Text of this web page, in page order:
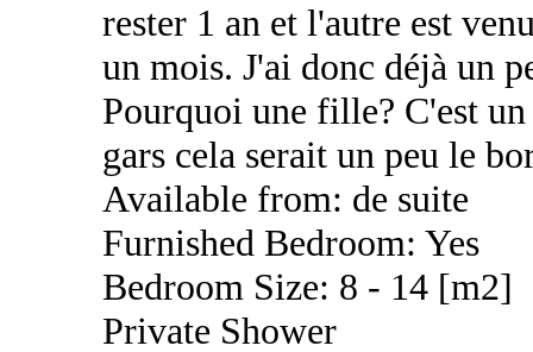
rester 1 an et l'autre est
un mois. J'ai donc déjà un
Pourquoi une fille? C'est
gars cela serait un peu le
Available from: de suite
Furnished Bedroom: Yes
Bedroom Size: 8 - 14 [m2]
Private Shower